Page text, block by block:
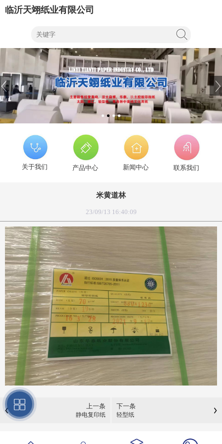
临沂天翊纸业有限公司
关于我们 产品中心 新闻中心 联系我们
米黄道林
23/09/13 16:40:09
上一条
静电复印纸
下一条
轻型纸